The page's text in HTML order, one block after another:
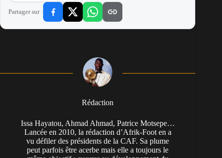
Partager sur :
Rédaction
Issa Hayatou, Ahmad Ahmad, Patrice Motsepe…
Lancée en 2010, la rédaction d’Afrik-Foot en a
vu défiler des présidents de la CAF. Sa plume
peut parfois être acerbe mais elle a toujours le